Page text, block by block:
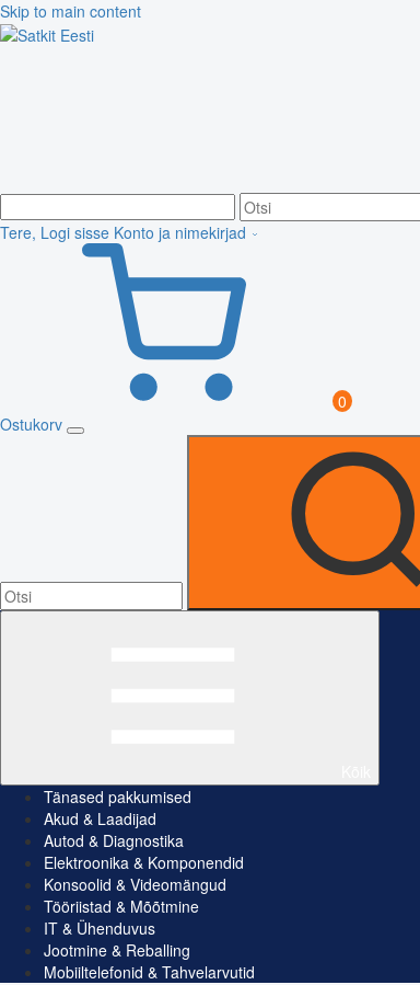
Skip to main content
Tere, Logi sisse Konto ja nimekirjad
0
Ostukorv
Tänased pakkumised
Akud & Laadijad
Autod & Diagnostika
Elektroonika & Komponendid
Konsoolid & Videomängud
Tööriistad & Mõõtmine
IT & Ühenduvus
Jootmine & Reballing
Mobiiltelefonid & Tahvelarvutid